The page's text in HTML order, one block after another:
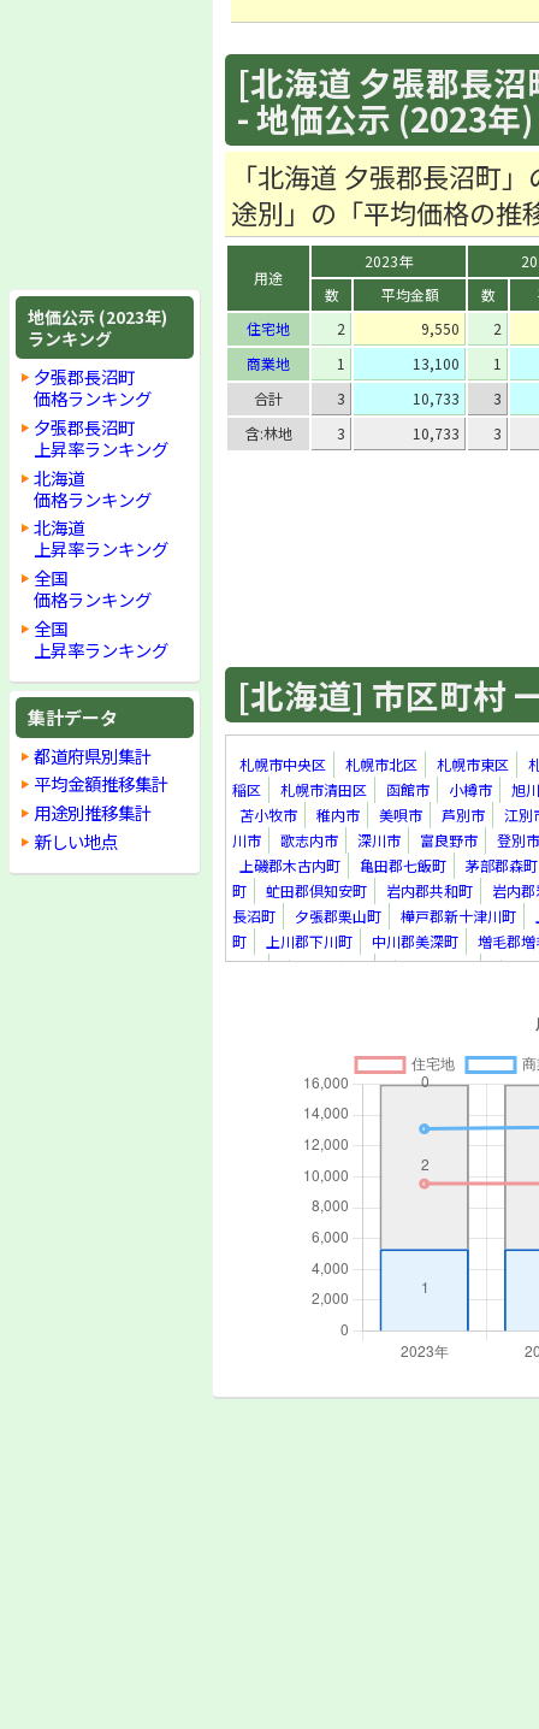
地価公示 (2023年)
ランキング
夕張郡長沼町
価格ランキング
夕張郡長沼町
上昇率ランキング
北海道
価格ランキング
北海道
上昇率ランキング
全国
価格ランキング
全国
上昇率ランキング
集計データ
都道府県別集計
平均金額推移集計
用途別推移集計
新しい地点
[北海道 夕張郡長
- 地価公示 (2023年)
「北海道 夕張郡長沼町
途別」の「平均価格の推
用途
2023年
数
平均金額 数
住宅地
2 9,550
2
商業地
1 13,100
1
合計
3 10,733
3
含:林地
3 10,733 3
[北海道] 市区町村
札幌市中央区 札幌市北区 札幌市東区
稲区
札幌市清田区 函館市 小樽市
旭
苫小牧市
稚内市 美唄市 芦別市
江別
川市
歌志内市 深川市 富良野市
登別市
上磯郡木古内町
亀田郡七飯町
茅部郡森町
町
虻田郡倶知安町 岩内郡共和町
岩内
長沼町
夕張郡栗山町 樺戸郡新十津川町
町
上川郡下川町 中川郡美深町
増毛郡増
里町
紋別郡遠軽町 紋別郡滝上町
紋別